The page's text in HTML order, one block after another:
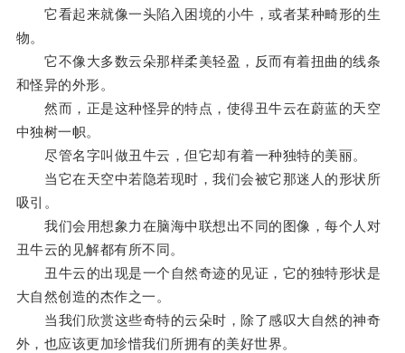
它看起来就像一头陷入困境的小牛，或者某种畸形的生
物。
它不像大多数云朵那样柔美轻盈，反而有着扭曲的线条
和怪异的外形。
然而，正是这种怪异的特点，使得丑牛云在蔚蓝的天空
中独树一帜。
尽管名字叫做丑牛云，但它却有着一种独特的美丽。
当它在天空中若隐若现时，我们会被它那迷人的形状所
吸引。
我们会用想象力在脑海中联想出不同的图像，每个人对
丑牛云的见解都有所不同。
丑牛云的出现是一个自然奇迹的见证，它的独特形状是
大自然创造的杰作之一。
当我们欣赏这些奇特的云朵时，除了感叹大自然的神奇
外，也应该更加珍惜我们所拥有的美好世界。